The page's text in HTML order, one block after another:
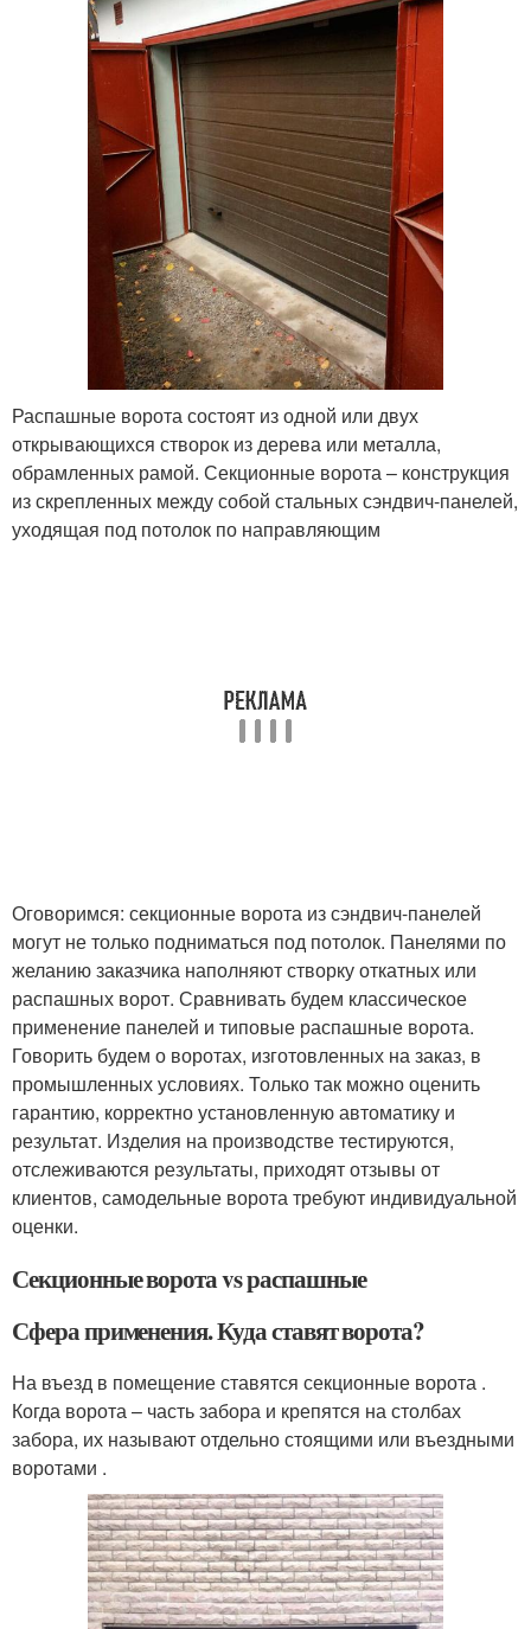
Распашные ворота состоят из одной или двух
открывающихся створок из дерева или металла,
обрамленных рамой. Секционные ворота – конструкция
из скрепленных между собой стальных сэндвич-панелей,
уходящая под потолок по направляющим
Оговоримся: секционные ворота из сэндвич-панелей
могут не только подниматься под потолок. Панелями по
желанию заказчика наполняют створку откатных или
распашных ворот. Сравнивать будем классическое
применение панелей и типовые распашные ворота.
Говорить будем о воротах, изготовленных на заказ, в
промышленных условиях. Только так можно оценить
гарантию, корректно установленную автоматику и
результат. Изделия на производстве тестируются,
отслеживаются результаты, приходят отзывы от
клиентов, самодельные ворота требуют индивидуальной
оценки.
Секционные ворота vs распашные
Сфера применения. Куда ставят ворота?
На въезд в помещение ставятся секционные ворота .
Когда ворота – часть забора и крепятся на столбах
забора, их называют отдельно стоящими или въездными
воротами .